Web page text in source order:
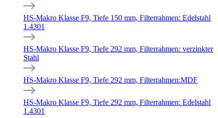
HS-Makro Klasse F9, Tiefe 150 mm, Filterrahmen: Edelstahl
1.4301
HS-Makro Klasse F9, Tiefe 292 mm, Filterrahmen: verzinkter
Stahl
HS-Makro Klasse F9, Tiefe 292 mm, Filterrahmen:MDF
HS-Makro Klasse F9, Tiefe 292 mm, Filterrahmen: Edelstahl
1.4301